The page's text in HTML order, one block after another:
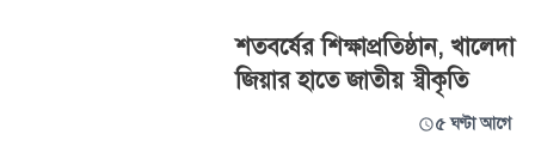
শতবর্ষের শিক্ষাপ্রতিষ্ঠান, খালেদা
জিয়ার হাতে জাতীয় স্বীকৃতি
৫ ঘণ্টা আগে